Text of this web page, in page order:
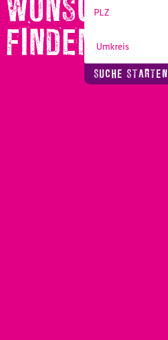
WUNSCHBERUF
FINDEN!
SUCHE STARTEN